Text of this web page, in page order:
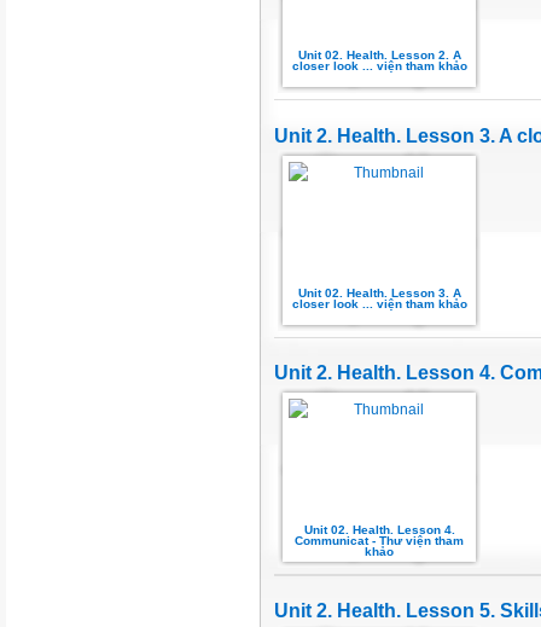
Unit 02. Health. Lesson 2. A
closer look ... viện tham khảo
Unit 2. Health. Lesson 3. A
Unit 02. Health. Lesson 3. A
closer look ... viện tham khảo
Unit 2. Health. Lesson 4.
Unit 02. Health. Lesson 4.
Communicat - Thư viện tham
khảo
Unit 2. Health. Lesson 5.